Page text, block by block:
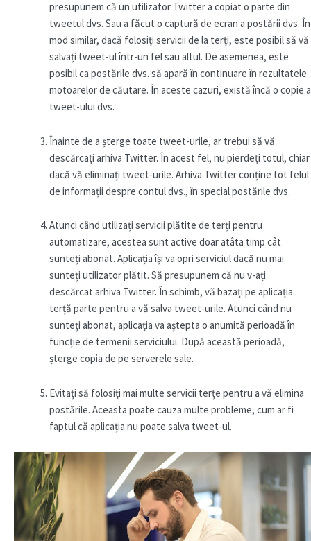
presupunem că un utilizator Twitter a copiat o parte din
tweetul dvs. Sau a făcut o captură de ecran a postării dvs. În
mod similar, dacă folosiți servicii de la terți, este posibil să vă
salvați tweet-ul într-un fel sau altul. De asemenea, este
posibil ca postările dvs. să apară în continuare în rezultatele
motoarelor de căutare. În aceste cazuri, există încă o copie a
tweet-ului dvs.
Înainte de a șterge toate tweet-urile, ar trebui să vă
descărcați arhiva Twitter. În acest fel, nu pierdeți totul, chiar
dacă vă eliminați tweet-urile. Arhiva Twitter conține tot felul
de informații despre contul dvs., în special postările dvs.
Atunci când utilizați servicii plătite de terți pentru
automatizare, acestea sunt active doar atâta timp cât
sunteți abonat. Aplicația își va opri serviciul dacă nu mai
sunteți utilizator plătit. Să presupunem că nu v-ați
descărcat arhiva Twitter. În schimb, vă bazați pe aplicația
terță parte pentru a vă salva tweet-urile. Atunci când nu
sunteți abonat, aplicația va aștepta o anumită perioadă în
funcție de termenii serviciului. După această perioadă,
șterge copia de pe serverele sale.
Evitați să folosiți mai multe servicii terțe pentru a vă elimina
postările. Aceasta poate cauza multe probleme, cum ar fi
faptul că aplicația nu poate salva tweet-ul.